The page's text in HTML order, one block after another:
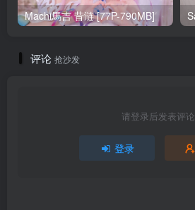
Machi馬吉 昔涟 [77P-790MB]
评论 抢沙发
请登录后发表评论
登录